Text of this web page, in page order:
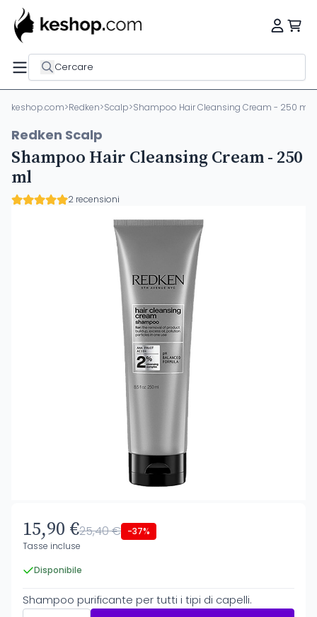
Cercare
keshop.com>Redken>Scalp>Shampoo Hair Cleansing Cream - 250 ml
Redken Scalp
Shampoo Hair Cleansing Cream - 250
ml
2 recensioni
15,90 €25,40 € -37%
Tasse incluse
Disponibile
Shampoo purificante per tutti i tipi di capelli.